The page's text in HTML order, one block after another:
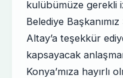
kulübümüze gerekli
Belediye
Altay’a teşekkür
kapsayacak
Konya’mıza hayırlı